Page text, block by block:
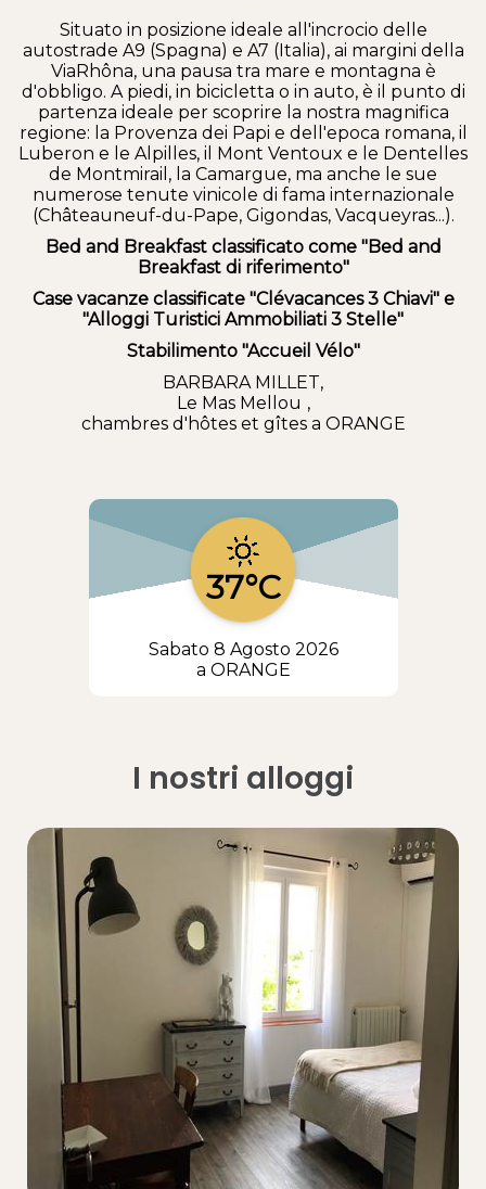
Situato in posizione ideale all'incrocio delle
autostrade A9 (Spagna) e A7 (Italia), ai margini della
ViaRhôna, una pausa tra mare e montagna è
d'obbligo. A piedi, in bicicletta o in auto, è il punto di
partenza ideale per scoprire la nostra magnifica
regione: la Provenza dei Papi e dell'epoca romana, il
Luberon e le Alpilles, il Mont Ventoux e le Dentelles
de Montmirail, la Camargue, ma anche le sue
numerose tenute vinicole di fama internazionale
(Châteauneuf-du-Pape, Gigondas, Vacqueyras...).
Bed and Breakfast classificato come "Bed and
Breakfast di riferimento"
Case vacanze classificate "Clévacances 3 Chiavi" e
"Alloggi Turistici Ammobiliati 3 Stelle"
Stabilimento "Accueil Vélo"
BARBARA MILLET,
Le Mas Mellou ,
chambres d'hôtes et gîtes a ORANGE
37°C
Sabato 8 Agosto 2026
a ORANGE
I nostri alloggi